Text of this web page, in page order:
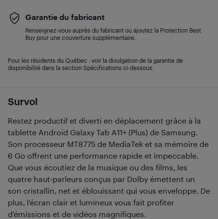
Survol
Restez productif et diverti en déplacement grâce à la
tablette Android Galaxy Tab A11+ (Plus) de Samsung.
Son processeur MT8775 de MediaTek et sa mémoire de
6 Go offrent une performance rapide et impeccable.
Que vous écoutiez de la musique ou des films, les
quatre haut-parleurs conçus par Dolby émettent un
son cristallin, net et éblouissant qui vous enveloppe. De
plus, l'écran clair et lumineux vous fait profiter
d'émissions et de vidéos magnifiques.
Garantie du fabricant
Renseignez-vous auprès du fabricant ou ajoutez la Protection Best
Buy pour une couverture supplémentaire.
Pour les résidents du Québec : voir la divulgation de la garantie de
disponibilité dans la section Spécifications ci-dessous.